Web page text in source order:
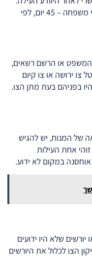
לערעור על החלטת בית המשפט לענייני משפחה – 45 יום, לפי
המשפט או הרשם רשאים,
צו ירושה או צו קיום
בפניהם בעת מתן הצו.
של המנוח, יש להגיש
אחת העילות
במקום לא ידוע.
יורשים שלא היו ידועים
הצו לכלול את היורשים